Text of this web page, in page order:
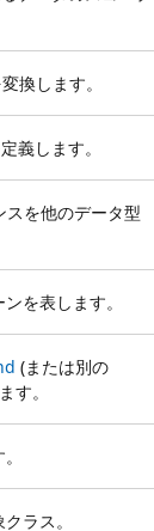
換します。
義します。
スを他のデータ型
を表します。
(または別の
す。
ラス。